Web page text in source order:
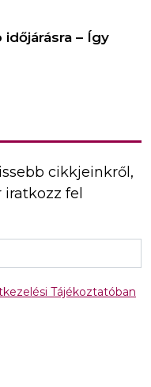
– Így
cikkjeinkről,
fel
Tájékoztatóban